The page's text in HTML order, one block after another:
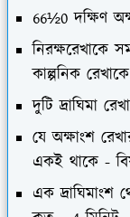
66½0 দক্ষিণ
নিরক্ষরেখাকে
কাল্পনিক
দুটি দ্রাঘিমা
যে অক্ষাংশ
একই থাকে -
এক দ্রাঘিমাংশ